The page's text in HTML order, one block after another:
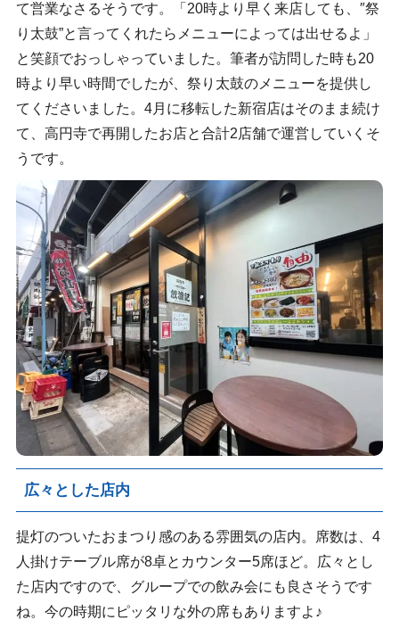
て営業なさるそうです。「20時より早く来店しても、″祭
り太鼓”と言ってくれたらメニューによっては出せるよ」
と笑顔でおっしゃっていました。筆者が訪問した時も20
時より早い時間でしたが、祭り太鼓のメニューを提供し
てくださいました。4月に移転した新宿店はそのまま続け
て、高円寺で再開したお店と合計2店舗で運営していくそ
うです。
広々とした店内
提灯のついたおまつり感のある雰囲気の店内。席数は、4
人掛けテーブル席が8卓とカウンター5席ほど。広々とし
た店内ですので、グループでの飲み会にも良さそうです
ね。今の時期にピッタリな外の席もありますよ♪